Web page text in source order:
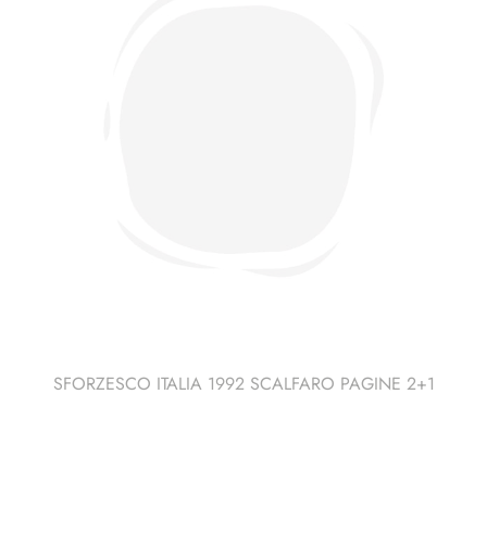
SFORZESCO ITALIA 1992 SCALFARO PAGINE 2+1